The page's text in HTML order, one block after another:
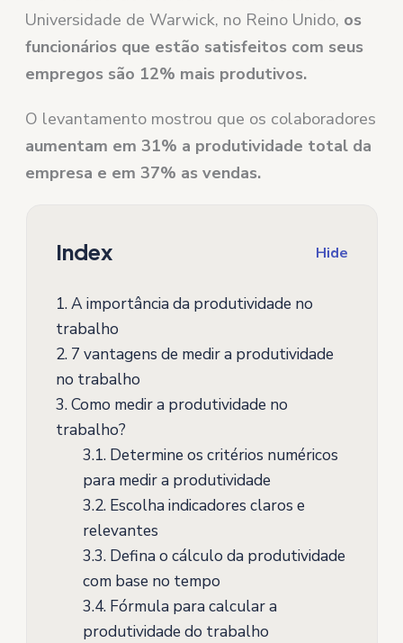
Universidade de Warwick, no Reino Unido, os
funcionários que estão satisfeitos com seus
empregos são 12% mais produtivos.
O levantamento mostrou que os colaboradores
aumentam em 31% a produtividade total da
empresa e em 37% as vendas.
Index Hide
1.A importância da produtividade no
trabalho
2.7 vantagens de medir a produtividade
no trabalho
3.Como medir a produtividade no
trabalho?
3.1.Determine os critérios numéricos
para medir a produtividade
3.2.Escolha indicadores claros e
relevantes
3.3.Defina o cálculo da produtividade
com base no tempo
3.4.Fórmula para calcular a
produtividade do trabalho